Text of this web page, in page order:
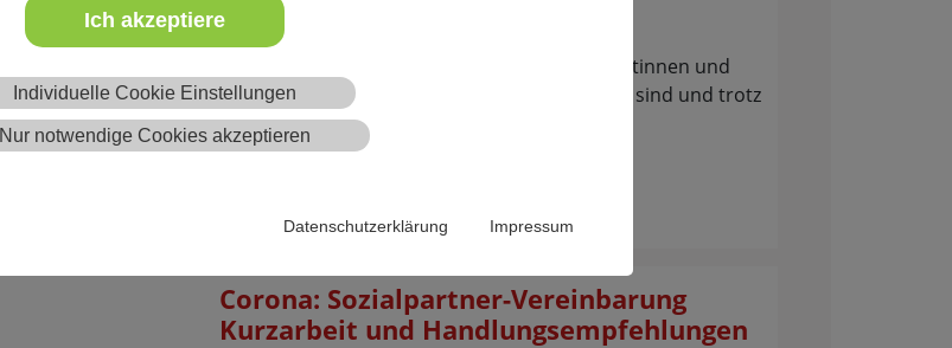
Ich akzeptiere
Individuelle Cookie Einstellungen
Nur notwendige Cookies akzeptieren
Datenschutzerklärung Impressum
21.03.2020
„Unser großer Dank richtet sich an alle Tierärztinnen und
Tierärzte, die derzeit österreichweit im Einsatz sind und trotz
vieler behördlich…
Corona: Sozialpartner-Vereinbarung
Kurzarbeit und Handlungsempfehlungen